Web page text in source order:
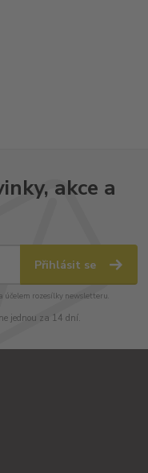
akce a
Přihlásit se
účelem rozesílky newsletteru.
jednou za 14 dní.